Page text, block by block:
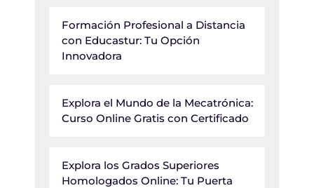
Formación Profesional a Distancia
con Educastur: Tu Opción
Innovadora
Explora el Mundo de la Mecatrónica:
Curso Online Gratis con Certificado
Explora los Grados Superiores
Homologados Online: Tu Puerta